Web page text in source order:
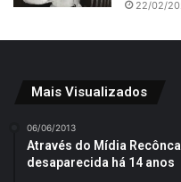
22/02/
Mais Visualizados
06/06/2013
Através do Mídia
desaparecida há 14 anos